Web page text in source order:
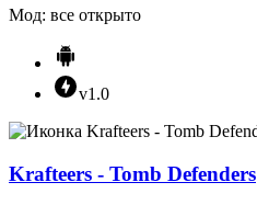
Мод: все открыто
v1.0
Krafteers - Tomb Defenders